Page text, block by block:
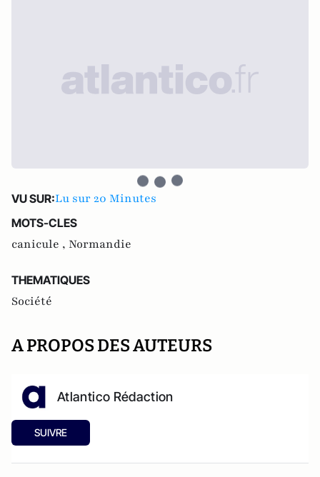
VU SUR:Lu sur 20 Minutes
MOTS-CLES
canicule , Normandie
THEMATIQUES
Société
A PROPOS DES AUTEURS
Atlantico Rédaction
SUIVRE